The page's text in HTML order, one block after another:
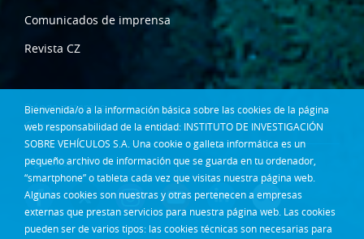
Bienvenida/o a la información básica sobre las cookies de la página
web responsabilidad de la entidad: INSTITUTO DE INVESTIGACIÓN
SOBRE VEHÍCULOS S.A. Una cookie o galleta informática es un
pequeño archivo de información que se guarda en tu ordenador,
“smartphone” o tableta cada vez que visitas nuestra página web.
Algunas cookies son nuestras y otras pertenecen a empresas
externas que prestan servicios para nuestra página web. Las cookies
pueden ser de varios tipos: las cookies técnicas son necesarias para
Comunicados de imprensa
Revista CZ
Dónde estamos
Contacta
Síguenos en: